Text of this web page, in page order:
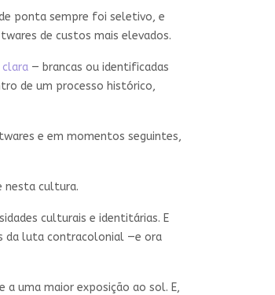
ponta sempre foi seletivo, e
de custos mais elevados.
clara — brancas ou identificadas
de um processo histórico,
e em momentos seguintes,
nesta cultura.
culturais e identitárias. E
da luta contracolonial —e ora
a uma maior exposição ao sol. E,